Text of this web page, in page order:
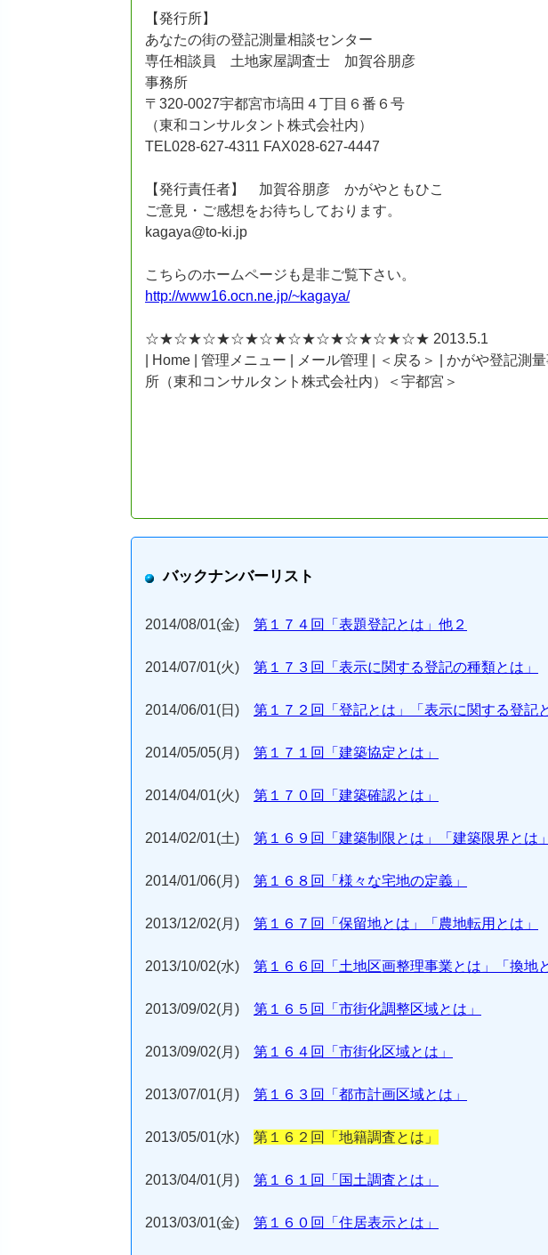
【発行所】
あなたの街の登記測量相談センター
専任相談員 土地家屋調査士 加賀谷朋彦
事務所
〒320-0027宇都宮市塙田４丁目６番６号
（東和コンサルタント株式会社内）
TEL028-627-4311 FAX028-627-4447
【発行責任者】 加賀谷朋彦 かがやともひこ
ご意見・ご感想をお待ちしております。
kagaya@to-ki.jp
こちらのホームページも是非ご覧下さい。
http://www16.ocn.ne.jp/~kagaya/
☆★☆★☆★☆★☆★☆★☆★☆★☆★☆★ 2013.5.1
| Home | 管理メニュー | メール管理 | ＜戻る＞ | かがや登記測
所（東和コンサルタント株式会社内）＜宇都宮＞
バックナンバーリスト
2014/08/01(金)第１７４回「表題登記とは」他２
2014/07/01(火)第１７３回「表示に関する登記の種類とは」
2014/06/01(日)第１７２回「登記とは」「表示に関する登記
2014/05/05(月)第１７１回「建築協定とは」
2014/04/01(火)第１７０回「建築確認とは」
2014/02/01(土)第１６９回「建築制限とは」「建築限界とは
2014/01/06(月)第１６８回「様々な宅地の定義」
2013/12/02(月)第１６７回「保留地とは」「農地転用とは」
2013/10/02(水)第１６６回「土地区画整理事業とは」「換地
2013/09/02(月)第１６５回「市街化調整区域とは」
2013/09/02(月)第１６４回「市街化区域とは」
2013/07/01(月)第１６３回「都市計画区域とは」
2013/05/01(水)第１６２回「地籍調査とは」
2013/04/01(月)第１６１回「国土調査とは」
2013/03/01(金)第１６０回「住居表示とは」